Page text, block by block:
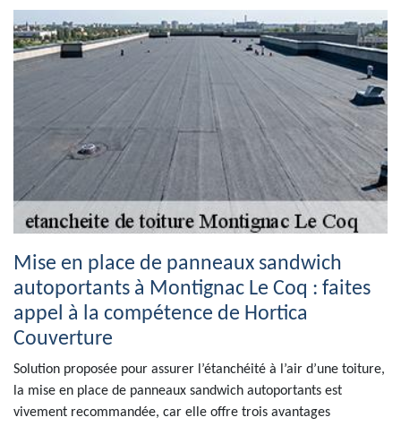
Mise en place de panneaux sandwich
autoportants à Montignac Le Coq : faites
appel à la compétence de Hortica
Couverture
Solution proposée pour assurer l’étanchéité à l’air d’une toiture,
la mise en place de panneaux sandwich autoportants est
vivement recommandée, car elle offre trois avantages